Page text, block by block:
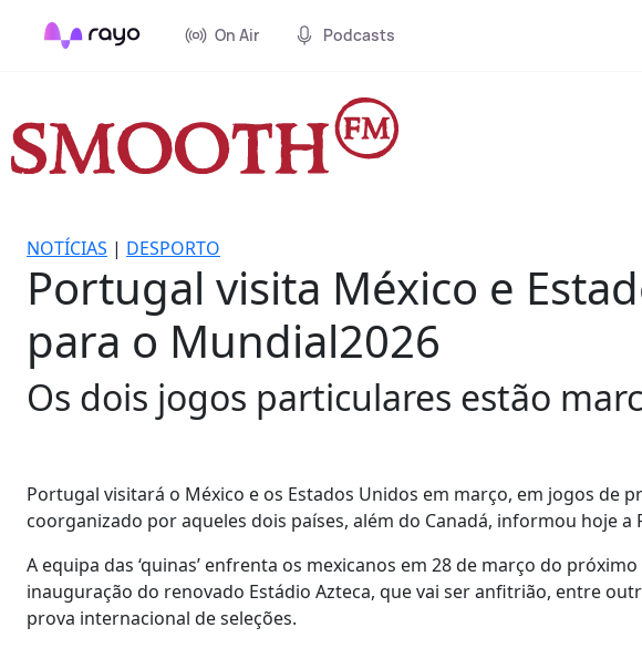
On Air Podcasts
NOTÍCIAS | DESPORTO
Portugal visita México e
para o Mundial2026
Os dois jogos particulares estão
Portugal visitará o México e os Estados Unidos em março, em jogos de
coorganizado por aqueles dois países, além do Canadá, informou hoje a
A equipa das ‘quinas’ enfrenta os mexicanos em 28 de março do
inauguração do renovado Estádio Azteca, que vai ser anfitrião, entre
prova internacional de seleções.